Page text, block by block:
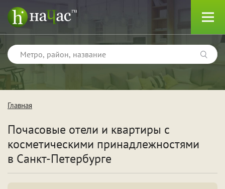
Тип
Квартиры
Отели
Главная
Почасовые отели и квартиры с
косметическими принадлежностями
в Санкт-Петербурге